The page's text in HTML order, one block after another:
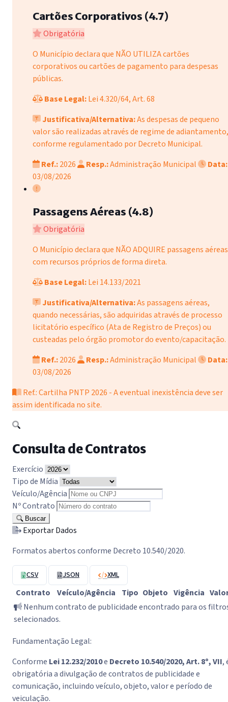
Cartões Corporativos (4.7)
Obrigatória
O Município declara que NÃO UTILIZA cartões
corporativos ou cartões de pagamento para despesas
públicas.
Base Legal:Lei 4.320/64, Art. 68
Justificativa/Alternativa:As despesas de pequeno
valor são realizadas através de regime de adiantamento,
conforme regulamentado por Decreto Municipal.
Ref.:2026 Resp.:Administração Municipal
Data:
03/08/2026
Passagens Aéreas (4.8)
Obrigatória
O Município declara que NÃO ADQUIRE passagens aéreas
com recursos próprios de forma direta.
Base Legal:Lei 14.133/2021
Justificativa/Alternativa:As passagens aéreas,
quando necessárias, são adquiridas através de processo
licitatório específico (Ata de Registro de Preços) ou
custeadas pelo órgão promotor do evento/capacitação.
Ref.:2026 Resp.:Administração Municipal
Data:
03/08/2026
Ref.: Cartilha PNTP 2026 - A eventual inexistência deve ser
assim identificada no site.
Consulta de Contratos
Exercício
Tipo de Mídia
Veículo/Agência
Nº Contrato
Buscar
Exportar Dados
Formatos abertos conforme Decreto 10.540/2020.
CSV JSON XML
Contrato Veículo/Agência Tipo Objeto Vigência
Nenhum contrato de publicidade encontrado para os
selecionados.
Fundamentação Legal:
Conforme Lei 12.232/2010e Decreto 10.540/2020, Art. 8º, VII,
obrigatória a divulgação de contratos de publicidade e
comunicação, incluindo veículo, objeto, valor e período de
veiculação.